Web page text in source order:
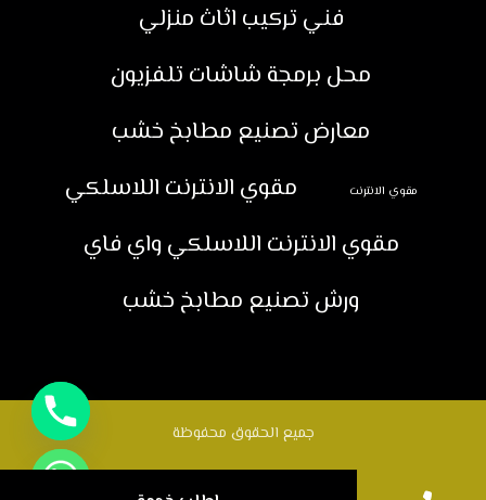
فني تركيب اثاث منزلي
محل برمجة شاشات تلفزيون
معارض تصنيع مطابخ خشب
مقوي الانترنت
مقوي الانترنت اللاسلكي
مقوي الانترنت اللاسلكي واي فاي
ورش تصنيع مطابخ خشب
جميع الحقوق محفوظة